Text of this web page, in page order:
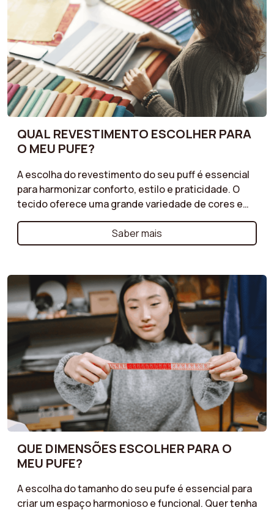
QUAL REVESTIMENTO ESCOLHER PARA
O MEU PUFE?
A escolha do revestimento do seu puff é essencial
para harmonizar conforto, estilo e praticidade. O
tecido oferece uma grande variedade de cores e
texturas, enquanto o veludo cotelê traz um toque
retrô. O veludo clássico é perfeito para um
ambiente chique, e o bouclé proporciona uma
escolher o revestimento que combina com sua
decoração!
Saber mais
QUE DIMENSÕES ESCOLHER PARA O
MEU PUFE?
A escolha do tamanho do seu pufe é essencial para
criar um espaço harmonioso e funcional. Quer tenha